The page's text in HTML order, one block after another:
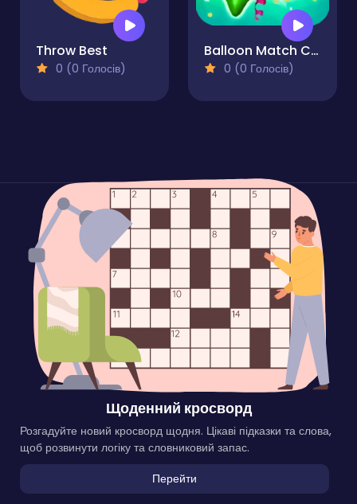
Throw Best
0 (0 Голосів)
Balloon Match Color Match
0 (0 Голосів)
Щоденний кросворд
Розгадуйте новий кросворд щодня. Цікаві підказки та слова,
щоб розвинути логіку та словниковий запас.
Перейти